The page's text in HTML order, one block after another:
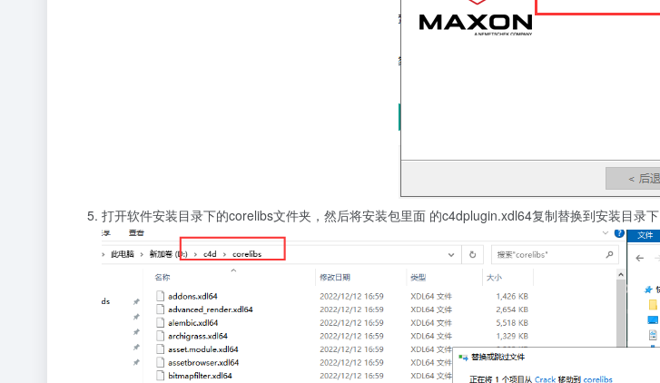
打开软件安装目录下的corelibs文件夹，然后将安装包里面 的c4dplugin.xdl64复制替换到安装目录下